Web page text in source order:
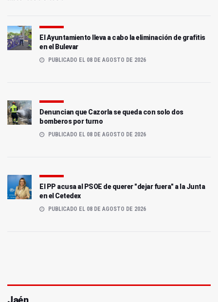
El Ayuntamiento lleva a cabo la eliminación de grafitis
en el Bulevar
PUBLICADO EL 08 DE AGOSTO DE 2026
Denuncian que Cazorla se queda con solo dos
bomberos por turno
PUBLICADO EL 08 DE AGOSTO DE 2026
El PP acusa al PSOE de querer "dejar fuera" a la Junta
en el Cetedex
PUBLICADO EL 08 DE AGOSTO DE 2026